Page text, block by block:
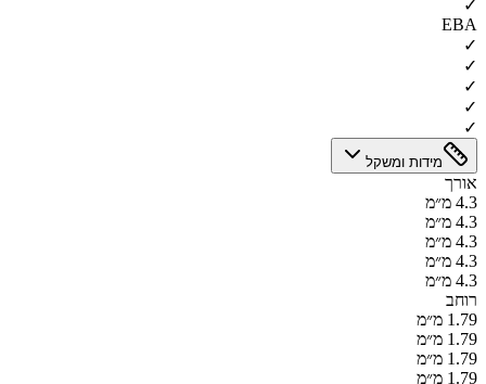
✓
EBA
✓
✓
✓
✓
✓
מידות ומשקל
אורך
4.3 מ״מ
4.3 מ״מ
4.3 מ״מ
4.3 מ״מ
4.3 מ״מ
רוחב
1.79 מ״מ
1.79 מ״מ
1.79 מ״מ
1.79 מ״מ